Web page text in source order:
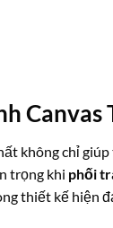
không chỉ
trọng khi phối
thiết kế hiện